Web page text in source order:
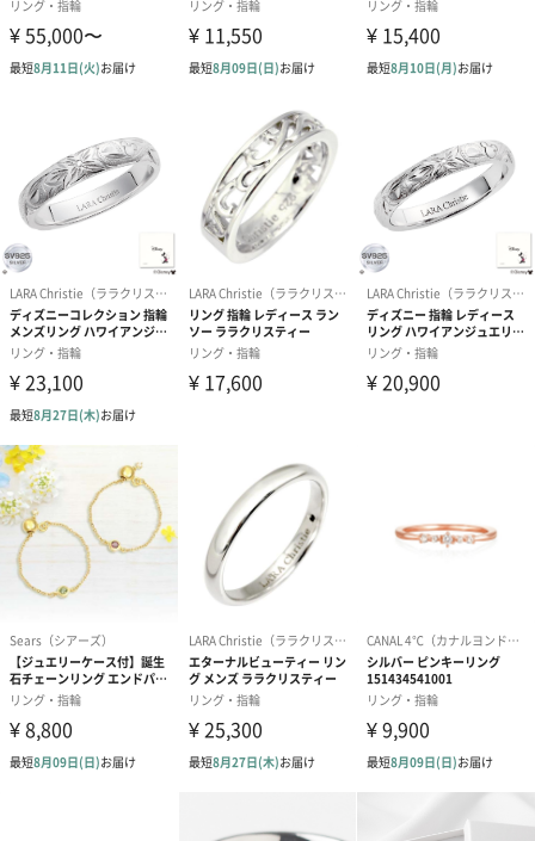
もっと楽しくなりそう！
大切な方への贈り物にはもちろん、自分へのご褒美ギフトにもお
すすめです。
商品詳細情報
商品本体サイ
ロープ型：11号
長さ23mm×幅23mm×高さ4mm
3連タイプ：11号
長さ20ｍｍ×幅20ｍｍ×高さ1ｍｍ
商品本体重量
外装
OPP袋
ジサイズ
商品パッケー
ジ全体重量
3.5g
製造国
日本（東京都）
原材料
商品オプション情報